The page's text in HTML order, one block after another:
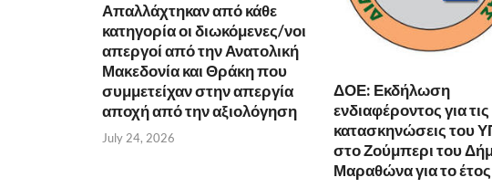
Απαλλάχτηκαν από κάθε
κατηγορία οι διωκόμενες/νοι
απεργοί από την Ανατολική
Μακεδονία και Θράκη που
συμμετείχαν στην απεργία
αποχή από την αξιολόγηση
July 24, 2026
ΔΟΕ: Εκδήλωση
ενδιαφέροντος για τις
κατασκηνώσεις του
στο Ζούμπερι του
Μαραθώνα για το